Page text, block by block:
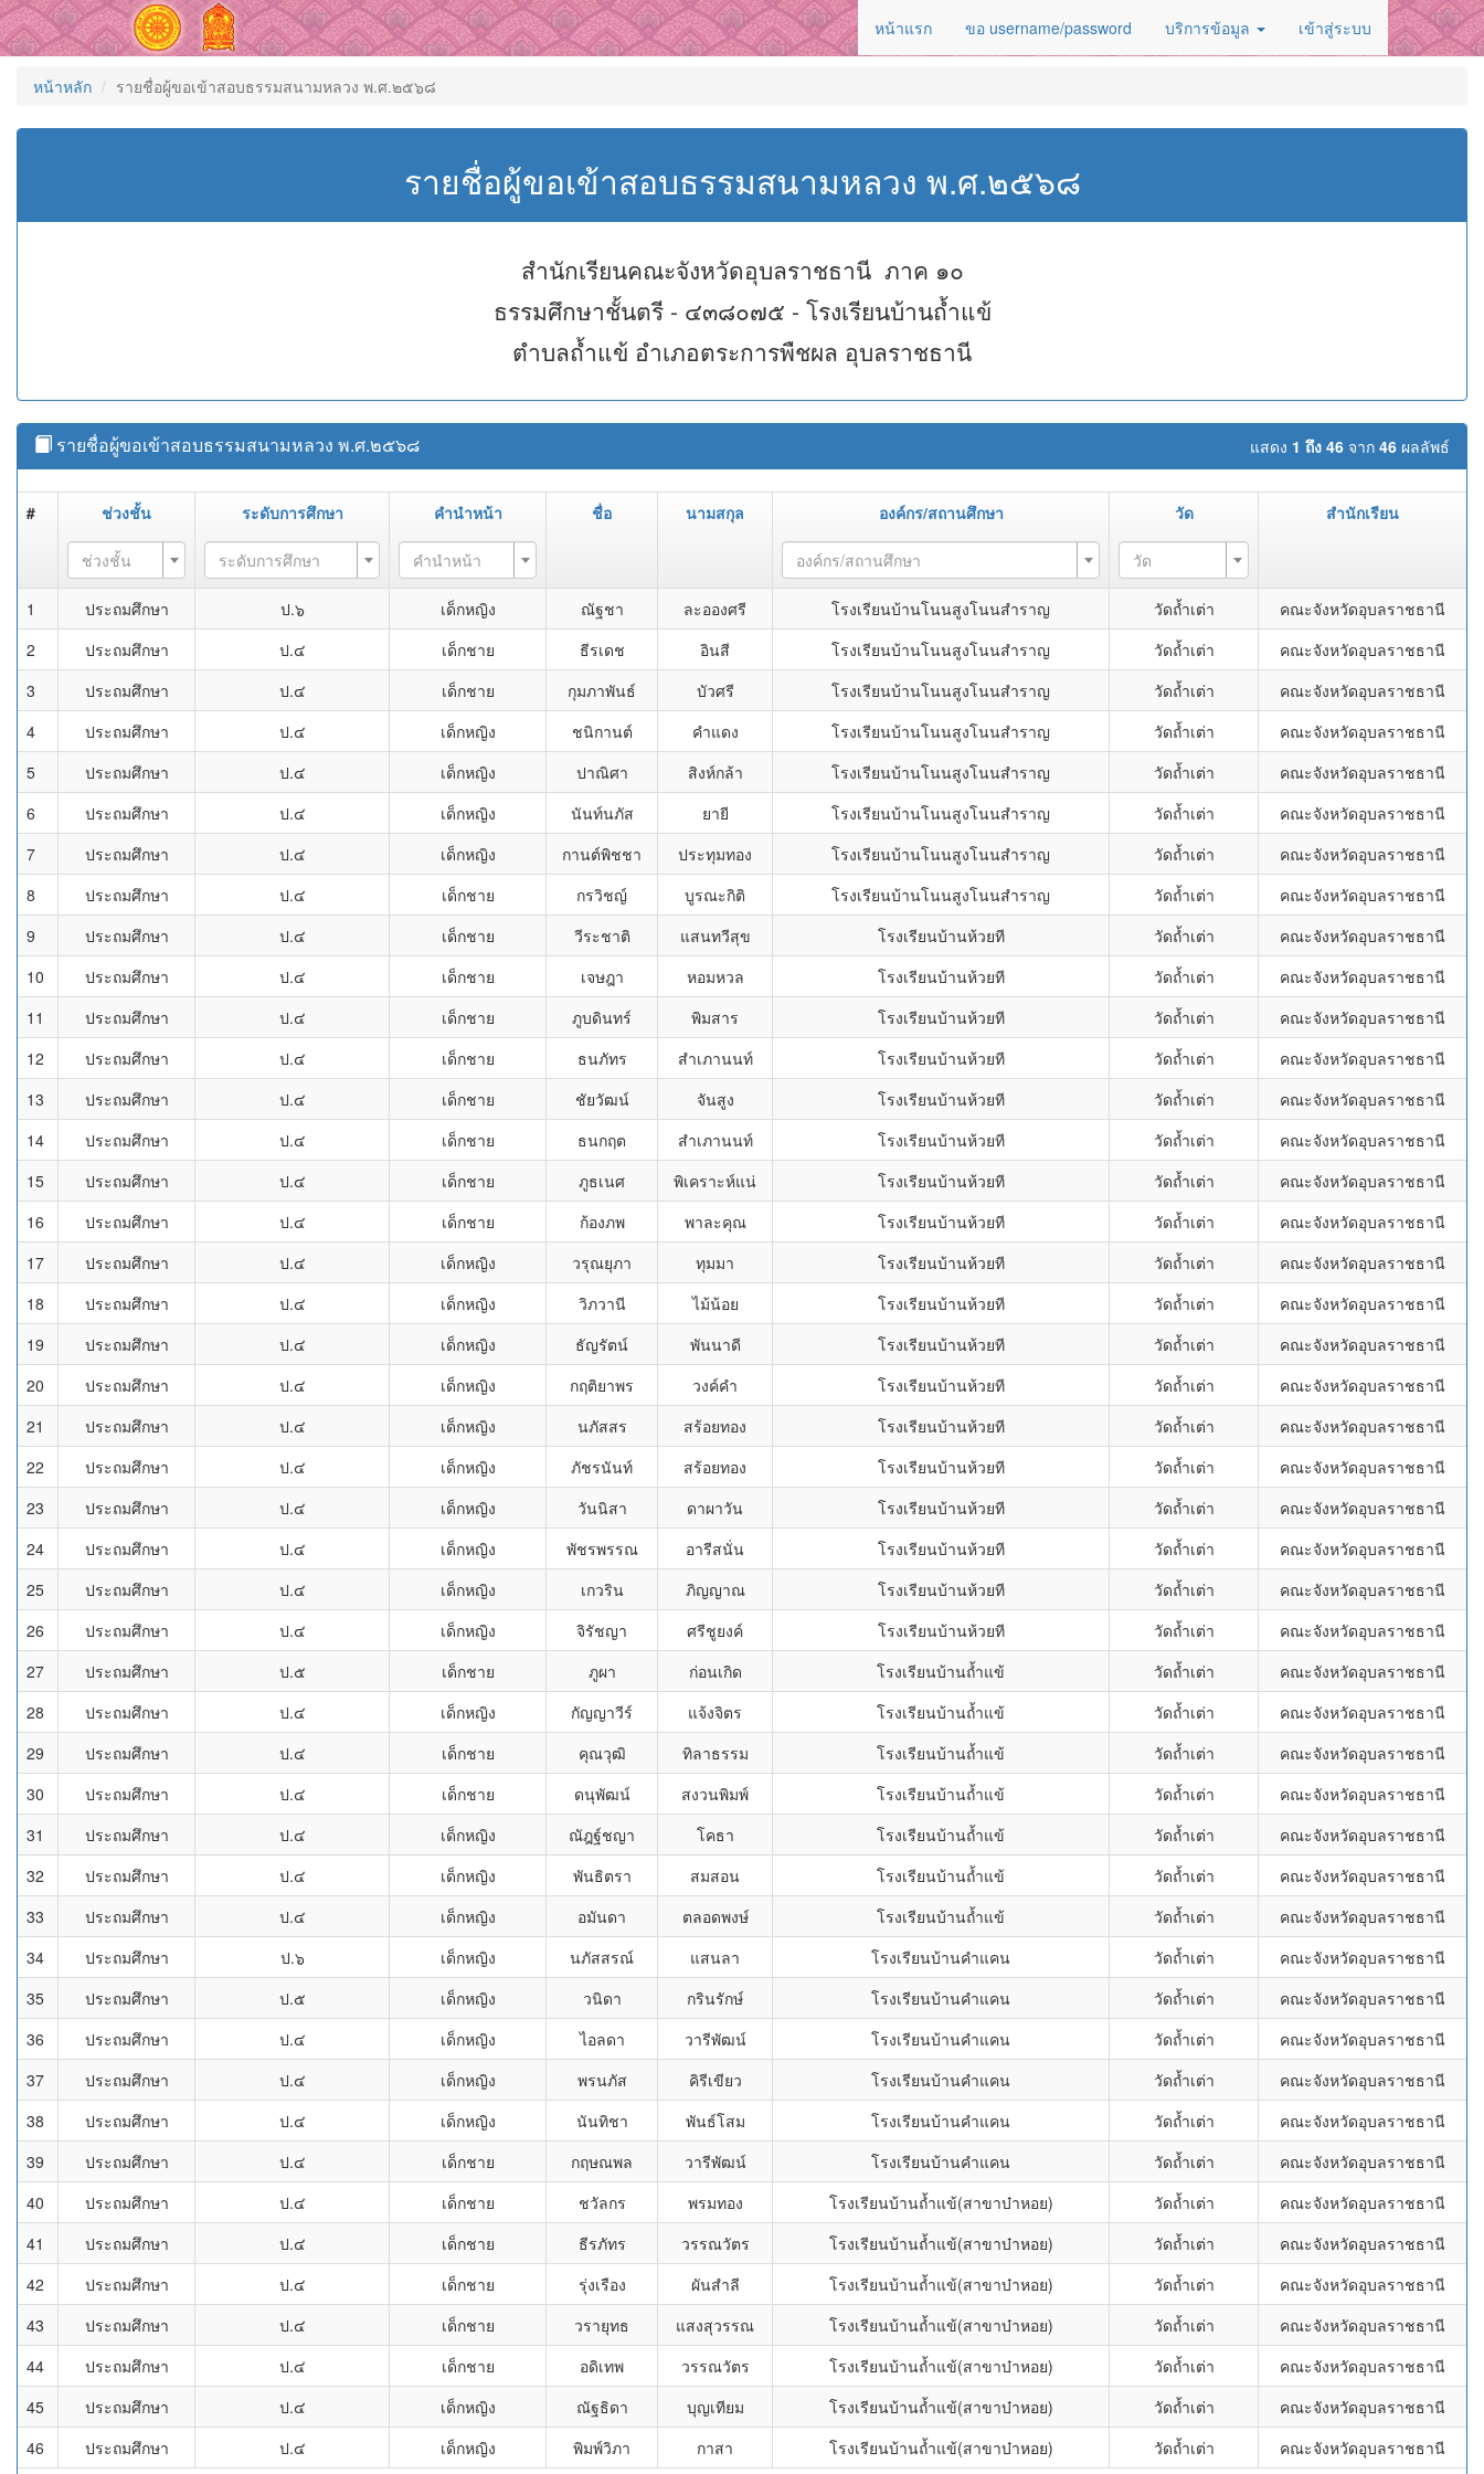
หน้าแรก ขอ username/password บริการข้อมูล เข้าสู่ระบบ
หน้าหลัก รายชื่อผู้ขอเข้าสอบธรรมสนามหลวง พ.ศ.๒๕๖๘
รายชื่อผู้ขอเข้าสอบธรรมสนามหลวง พ.ศ.๒๕๖๘
สำนักเรียนคณะจังหวัดอุบลราชธานี ภาค ๑๐
ธรรมศึกษาชั้นตรี - ๔๓๘๐๗๕ - โรงเรียนบ้านถ้ำแข้
ตำบลถ้ำแข้ อำเภอตระการพืชผล อุบลราชธานี
แสดง 1 ถึง 46 จาก 46 ผลลัพธ์
รายชื่อผู้ขอเข้าสอบธรรมสนามหลวง พ.ศ.๒๕๖๘
# ช่วงชั้น ระดับการศึกษา คำนำหน้า ชื่อ นามสกุล องค์กร/สถานศึกษา วัด สำนักเรียน
ช่วงชั้น ระดับการศึกษา คำนำหน้า องค์กร/สถานศึกษา วัด
1 ประถมศึกษา ป.๖ เด็กหญิง ณัฐชา ละอองศรี โรงเรียนบ้านโนนสูงโนนสำราญ วัดถ้ำเต่า
คณะจังหวัดอุบลราชธานี
2
ประถมศึกษา ป.๔ เด็กชาย ธีรเดช อินสี โรงเรียนบ้านโนนสูงโนนสำราญ วัดถ้ำเต่า
คณะจังหวัดอุบลราชธานี
3
ประถมศึกษา ป.๔ เด็กชาย กุมภาพันธ์ บัวศรี โรงเรียนบ้านโนนสูงโนนสำราญ วัดถ้ำเต่า
คณะจังหวัดอุบลราชธานี
4
ประถมศึกษา ป.๔ เด็กหญิง ชนิกานต์ คำแดง โรงเรียนบ้านโนนสูงโนนสำราญ วัดถ้ำเต่า
คณะจังหวัดอุบลราชธานี
5
ประถมศึกษา ป.๔ เด็กหญิง ปาณิศา สิงห์กล้า โรงเรียนบ้านโนนสูงโนนสำราญ วัดถ้ำเต่า
คณะจังหวัดอุบลราชธานี
6
ประถมศึกษา ป.๔ เด็กหญิง นันท์นภัส ยายี โรงเรียนบ้านโนนสูงโนนสำราญ วัดถ้ำเต่า
คณะจังหวัดอุบลราชธานี
7
ประถมศึกษา ป.๔ เด็กหญิง กานต์พิชชา ประทุมทอง โรงเรียนบ้านโนนสูงโนนสำราญ วัดถ้ำเต่า
คณะจังหวัดอุบลราชธานี
8
ประถมศึกษา ป.๔ เด็กชาย กรวิชญ์ บูรณะกิติ โรงเรียนบ้านโนนสูงโนนสำราญ วัดถ้ำเต่า
คณะจังหวัดอุบลราชธานี
9
ประถมศึกษา ป.๔ เด็กชาย วีระชาติ แสนทวีสุข โรงเรียนบ้านห้วยที วัดถ้ำเต่า
คณะจังหวัดอุบลราชธานี
10
ประถมศึกษา ป.๔ เด็กชาย เจษฎา หอมหวล โรงเรียนบ้านห้วยที วัดถ้ำเต่า
คณะจังหวัดอุบลราชธานี
11
ประถมศึกษา ป.๔ เด็กชาย ภูบดินทร์ พิมสาร โรงเรียนบ้านห้วยที วัดถ้ำเต่า
คณะจังหวัดอุบลราชธานี
12
ประถมศึกษา ป.๔ เด็กชาย ธนภัทร สำเภานนท์ โรงเรียนบ้านห้วยที วัดถ้ำเต่า
คณะจังหวัดอุบลราชธานี
13
ประถมศึกษา ป.๔ เด็กชาย ชัยวัฒน์ จันสูง โรงเรียนบ้านห้วยที วัดถ้ำเต่า
คณะจังหวัดอุบลราชธานี
14
ประถมศึกษา ป.๔ เด็กชาย ธนกฤต สำเภานนท์ โรงเรียนบ้านห้วยที วัดถ้ำเต่า
คณะจังหวัดอุบลราชธานี
15
ประถมศึกษา ป.๔ เด็กชาย ภูธเนศ พิเคราะห์แน่ โรงเรียนบ้านห้วยที วัดถ้ำเต่า
คณะจังหวัดอุบลราชธานี
16
ประถมศึกษา ป.๔ เด็กชาย ก้องภพ พาละคุณ โรงเรียนบ้านห้วยที วัดถ้ำเต่า
คณะจังหวัดอุบลราชธานี
17
ประถมศึกษา ป.๔ เด็กหญิง วรุณยุภา ทุมมา โรงเรียนบ้านห้วยที วัดถ้ำเต่า
คณะจังหวัดอุบลราชธานี
18
ประถมศึกษา ป.๔ เด็กหญิง วิภวานี ไม้น้อย โรงเรียนบ้านห้วยที วัดถ้ำเต่า
คณะจังหวัดอุบลราชธานี
19
ประถมศึกษา ป.๔ เด็กหญิง ธัญรัตน์ พันนาดี โรงเรียนบ้านห้วยที วัดถ้ำเต่า
คณะจังหวัดอุบลราชธานี
20
ประถมศึกษา ป.๔ เด็กหญิง กฤติยาพร วงค์คำ โรงเรียนบ้านห้วยที วัดถ้ำเต่า
คณะจังหวัดอุบลราชธานี
21
ประถมศึกษา ป.๔ เด็กหญิง นภัสสร สร้อยทอง โรงเรียนบ้านห้วยที วัดถ้ำเต่า
คณะจังหวัดอุบลราชธานี
22
ประถมศึกษา ป.๔ เด็กหญิง ภัชรนันท์ สร้อยทอง โรงเรียนบ้านห้วยที วัดถ้ำเต่า
คณะจังหวัดอุบลราชธานี
23
ประถมศึกษา ป.๔ เด็กหญิง วันนิสา ดาผาวัน โรงเรียนบ้านห้วยที วัดถ้ำเต่า
คณะจังหวัดอุบลราชธานี
24
ประถมศึกษา ป.๔ เด็กหญิง พัชรพรรณ อารีสนั่น โรงเรียนบ้านห้วยที วัดถ้ำเต่า
คณะจังหวัดอุบลราชธานี
25
ประถมศึกษา ป.๔ เด็กหญิง เกวริน ภิญญาณ โรงเรียนบ้านห้วยที วัดถ้ำเต่า
คณะจังหวัดอุบลราชธานี
26
ประถมศึกษา ป.๔ เด็กหญิง จิรัชญา ศรีชูยงค์ โรงเรียนบ้านห้วยที วัดถ้ำเต่า
คณะจังหวัดอุบลราชธานี
27
ประถมศึกษา ป.๕ เด็กชาย ภูผา ก่อนเกิด โรงเรียนบ้านถ้ำแข้ วัดถ้ำเต่า
คณะจังหวัดอุบลราชธานี
28
ประถมศึกษา ป.๔ เด็กหญิง กัญญาวีร์ แจ้งจิตร โรงเรียนบ้านถ้ำแข้ วัดถ้ำเต่า
คณะจังหวัดอุบลราชธานี
29
ประถมศึกษา ป.๔ เด็กชาย คุณวุฒิ ทิลาธรรม โรงเรียนบ้านถ้ำแข้ วัดถ้ำเต่า
คณะจังหวัดอุบลราชธานี
30
ประถมศึกษา ป.๔ เด็กชาย ดนุพัฒน์ สงวนพิมพ์ โรงเรียนบ้านถ้ำแข้ วัดถ้ำเต่า
คณะจังหวัดอุบลราชธานี
31
ประถมศึกษา ป.๔ เด็กหญิง ณัฎฐ์ชญา โคธา โรงเรียนบ้านถ้ำแข้ วัดถ้ำเต่า
คณะจังหวัดอุบลราชธานี
32
ประถมศึกษา ป.๔ เด็กหญิง พันธิตรา สมสอน โรงเรียนบ้านถ้ำแข้ วัดถ้ำเต่า
คณะจังหวัดอุบลราชธานี
33
ประถมศึกษา ป.๔ เด็กหญิง อมันดา ตลอดพงษ์ โรงเรียนบ้านถ้ำแข้ วัดถ้ำเต่า
คณะจังหวัดอุบลราชธานี
34
ประถมศึกษา ป.๖ เด็กหญิง นภัสสรณ์ แสนลา โรงเรียนบ้านคำแคน วัดถ้ำเต่า
คณะจังหวัดอุบลราชธานี
35
ประถมศึกษา ป.๕ เด็กหญิง วนิดา กรินรักษ์ โรงเรียนบ้านคำแคน วัดถ้ำเต่า
คณะจังหวัดอุบลราชธานี
36
ประถมศึกษา ป.๔ เด็กหญิง ไอลดา วารีพัฒน์ โรงเรียนบ้านคำแคน วัดถ้ำเต่า
คณะจังหวัดอุบลราชธานี
37
ประถมศึกษา ป.๔ เด็กหญิง พรนภัส คิรีเขียว โรงเรียนบ้านคำแคน วัดถ้ำเต่า
คณะจังหวัดอุบลราชธานี
38
ประถมศึกษา ป.๔ เด็กหญิง นันทิชา พันธ์โสม โรงเรียนบ้านคำแคน วัดถ้ำเต่า
คณะจังหวัดอุบลราชธานี
39
ประถมศึกษา ป.๔ เด็กชาย กฤษณพล วารีพัฒน์ โรงเรียนบ้านคำแคน วัดถ้ำเต่า
คณะจังหวัดอุบลราชธานี
40
ประถมศึกษา ป.๔ เด็กชาย ชวัลกร พรมทอง โรงเรียนบ้านถ้ำแข้(สาขาบ๋าหอย) วัดถ้ำเต่า
คณะจังหวัดอุบลราชธานี
41
ประถมศึกษา ป.๔ เด็กชาย ธีรภัทร วรรณวัตร โรงเรียนบ้านถ้ำแข้(สาขาบ๋าหอย) วัดถ้ำเต่า
คณะจังหวัดอุบลราชธานี
42
ประถมศึกษา ป.๔ เด็กชาย รุ่งเรือง ผันสำลี โรงเรียนบ้านถ้ำแข้(สาขาบ๋าหอย) วัดถ้ำเต่า
คณะจังหวัดอุบลราชธานี
43
ประถมศึกษา ป.๔ เด็กชาย วรายุทธ แสงสุวรรณ โรงเรียนบ้านถ้ำแข้(สาขาบ๋าหอย) วัดถ้ำเต่า
คณะจังหวัดอุบลราชธานี
44
ประถมศึกษา ป.๔ เด็กชาย อดิเทพ วรรณวัตร โรงเรียนบ้านถ้ำแข้(สาขาบ๋าหอย) วัดถ้ำเต่า
คณะจังหวัดอุบลราชธานี
45
ประถมศึกษา ป.๔ เด็กหญิง ณัฐธิดา บุญเทียม โรงเรียนบ้านถ้ำแข้(สาขาบ๋าหอย) วัดถ้ำเต่า
คณะจังหวัดอุบลราชธานี
46
ประถมศึกษา ป.๔ เด็กหญิง พิมพ์วิภา กาสา โรงเรียนบ้านถ้ำแข้(สาขาบ๋าหอย) วัดถ้ำเต่า คณะจังหวัดอุบลราชธานี